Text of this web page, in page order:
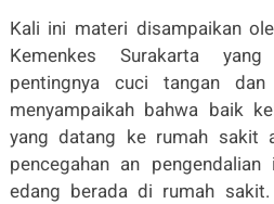
Kali ini materi disampaikan
Kemenkes Surakarta
pentingnya cuci tangan
menyampaikah bahwa baik
yang datang ke rumah sakit
pencegahan an
edang berada di rumah